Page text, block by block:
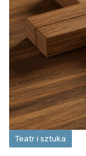
Teatr i sztuka